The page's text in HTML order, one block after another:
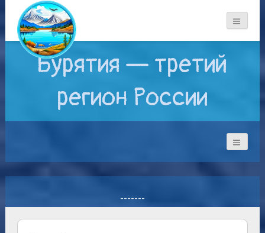
Бурятия — третий
регион России
-------